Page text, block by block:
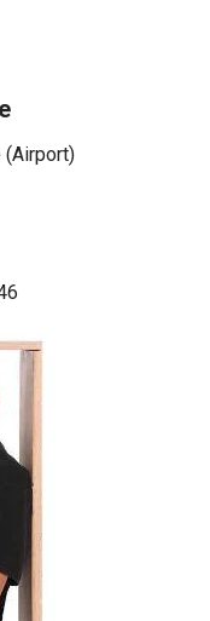
(Airport)